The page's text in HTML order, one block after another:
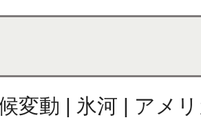
変動 | 氷河 | アメ